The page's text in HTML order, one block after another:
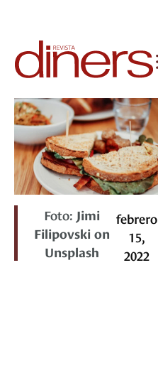
Foto: Jimi
Filipovski on
Unsplash
febrero
15,
2022